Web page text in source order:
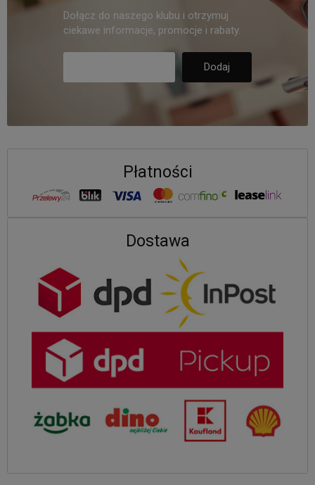
Dołącz do naszego klubu i otrzymuj
ciekawe informacje, promocje i rabaty.
Płatności
Dostawa